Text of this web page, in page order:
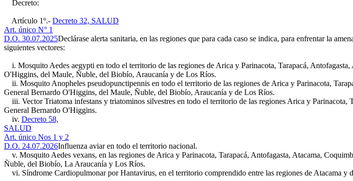
Decreto:
Artículo 1º.- Decreto 32, SALUD
Art. único N° 1
D.O. 30.07.2025Declárase alerta sanitaria, en las regiones que para cada caso se indica, para enfrentar la
siguientes vectores:
i. Mosquito Aedes aegypti en todo el territorio de las regiones de Arica y Parinacota, Tarapacá,
O'Higgins, del Maule, Ñuble, del Biobío, Araucanía y de Los Ríos.
ii. Mosquito Anopheles pseudopunctipennis en todo el territorio de las regiones de Arica y Parinacota,
General Bernardo O'Higgins, del Maule, Ñuble, del Biobío, Araucanía y de Los Ríos.
iii. Vector Triatoma infestans y triatominos silvestres en todo el territorio de las regiones Arica y
General Bernardo O'Higgins.
iv. Decreto 58,
SALUD
Art. único Nos 1 y 2
D.O. 24.07.2026Influenza aviar en todo el territorio nacional.
v. Mosquito Aedes vexans, en las regiones de Arica y Parinacota, Tarapacá, Antofagasta, Atacama,
Ñuble, del Biobío, La Araucanía y Los Ríos.
vi. Síndrome Cardiopulmonar por Hantavirus, en el territorio comprendido entre las regiones de Atacama y